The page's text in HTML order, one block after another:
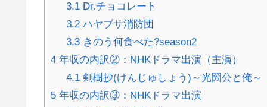
3.1Dr.チョコレート
3.2ハヤブサ消防団
3.3きのう何食べた?season2
4 年収の内訳②：NHKドラマ出演（主演）
4.1剣樹抄(けんじゅしょう)～光圀公と俺～
5 年収の内訳③：NHKドラマ出演